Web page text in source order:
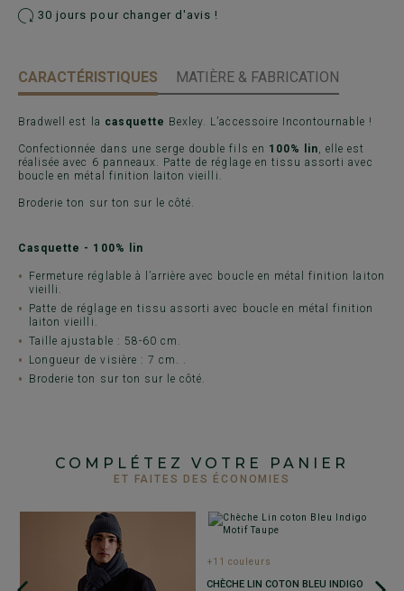
30 jours pour changer d'avis !
CARACTÉRISTIQUES MATIÈRE & FABRICATION
Bradwell est la casquette Bexley. L’accessoire Incontournable !
Confectionnée dans une serge double fils en 100% lin, elle est
réalisée avec 6 panneaux. Patte de réglage en tissu assorti avec
boucle en métal finition laiton vieilli.
Broderie ton sur ton sur le côté.
Casquette - 100% lin
Fermeture réglable à l’arrière avec boucle en métal finition laiton
vieilli.
Patte de réglage en tissu assorti avec boucle en métal finition
laiton vieilli.
Taille ajustable : 58-60 cm.
Longueur de visière : 7 cm. .
Broderie ton sur ton sur le côté.
COMPLÉTEZ VOTRE PANIER
ET FAITES DES ÉCONOMIES
+11 couleurs
CHÈCHE LIN COTON BLEU INDIGO